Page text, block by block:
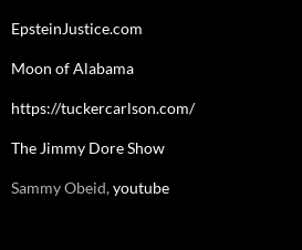
EpsteinJustice.com
Moon of Alabama
https://tuckercarlson.com/
The Jimmy Dore Show
Sammy Obeid,youtube